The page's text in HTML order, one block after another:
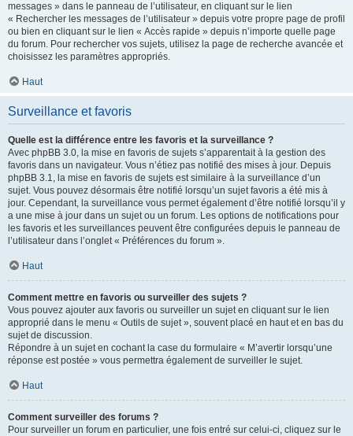
messages » dans le panneau de l’utilisateur, en cliquant sur le lien
« Rechercher les messages de l’utilisateur » depuis votre propre page de profil
ou bien en cliquant sur le lien « Accès rapide » depuis n’importe quelle page
du forum. Pour rechercher vos sujets, utilisez la page de recherche avancée et
choisissez les paramètres appropriés.
Haut
Surveillance et favoris
Quelle est la différence entre les favoris et la surveillance ?
Avec phpBB 3.0, la mise en favoris de sujets s’apparentait à la gestion des
favoris dans un navigateur. Vous n’étiez pas notifié des mises à jour. Depuis
phpBB 3.1, la mise en favoris de sujets est similaire à la surveillance d’un
sujet. Vous pouvez désormais être notifié lorsqu’un sujet favoris a été mis à
jour. Cependant, la surveillance vous permet également d’être notifié lorsqu’il y
a une mise à jour dans un sujet ou un forum. Les options de notifications pour
les favoris et les surveillances peuvent être configurées depuis le panneau de
l’utilisateur dans l’onglet « Préférences du forum ».
Haut
Comment mettre en favoris ou surveiller des sujets ?
Vous pouvez ajouter aux favoris ou surveiller un sujet en cliquant sur le lien
approprié dans le menu « Outils de sujet », souvent placé en haut et en bas du
sujet de discussion.
Répondre à un sujet en cochant la case du formulaire « M’avertir lorsqu’une
réponse est postée » vous permettra également de surveiller le sujet.
Haut
Comment surveiller des forums ?
Pour surveiller un forum en particulier, une fois entré sur celui-ci, cliquez sur le